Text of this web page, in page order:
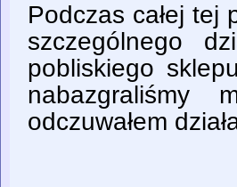
Podczas całej tej
szczególnego
pobliskiego
nabazgraliśmy
odczuwałem